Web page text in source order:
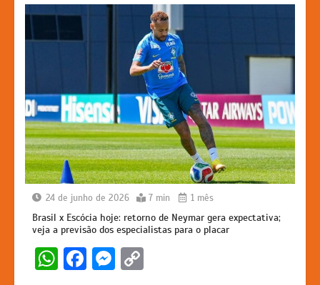
24 de junho de 2026 7 min 1 mês
Brasil x Escócia hoje: retorno de Neymar gera expectativa;
veja a previsão dos especialistas para o placar
W F
M